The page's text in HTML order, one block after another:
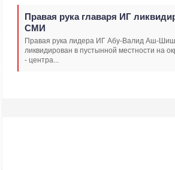
Правая рука главаря ИГ
СМИ
Правая рука лидера ИГ Абу-Валид Аш-
ликвидирован в пустынной местности на
- центра...